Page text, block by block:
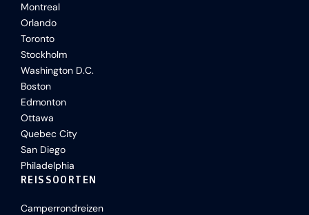
Montreal
Orlando
Toronto
Stockholm
Washington D.C.
Boston
Edmonton
Ottawa
Quebec City
San Diego
Philadelphia
REISSOORTEN
Camperrondreizen